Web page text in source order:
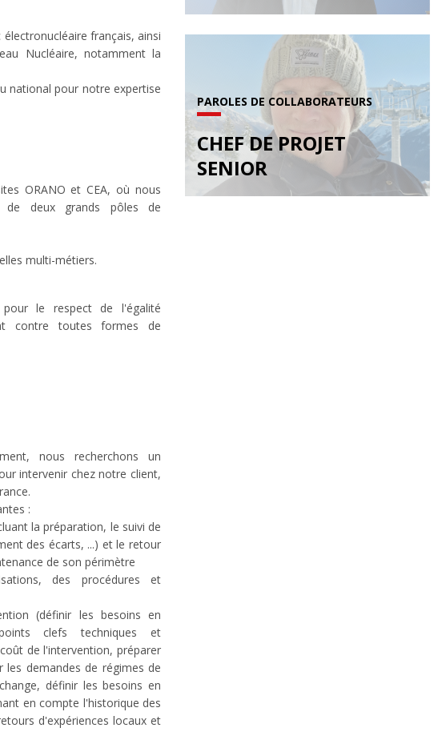
français, ainsi
Nucléaire, notamment la
national pour notre expertise
ORANO et CEA, où nous
de deux grands pôles de
multi-métiers.
pour le respect de l'égalité
contre toutes formes de
nous recherchons un
intervenir chez notre client,
:
la préparation, le suivi de
des écarts, ...) et le retour
de son périmètre
des procédures et
(définir les besoins en
clefs techniques et
de l'intervention, préparer
demandes de régimes de
définir les besoins en
en compte l'historique des
d'expériences locaux et
PAROLES DE COLLABORATEURS
CHEF DE PROJET
SENIOR